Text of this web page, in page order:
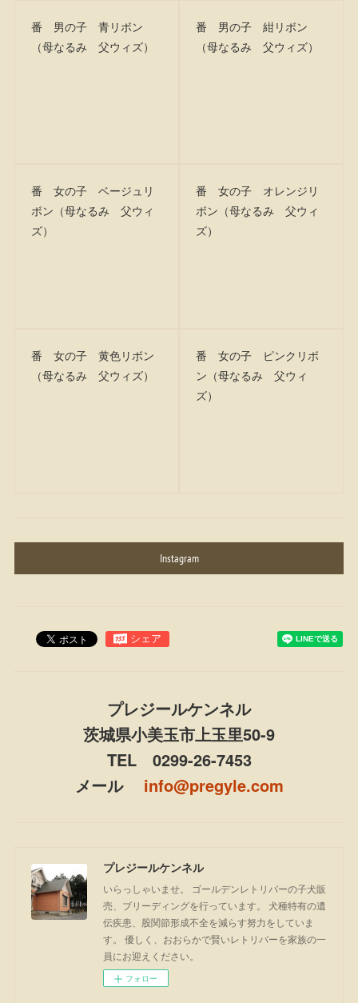
番 男の子 青リボン
（母なるみ 父ウィズ）
番 男の子 紺リボン
（母なるみ 父ウィズ）
番 女の子 ベージュリ
ボン（母なるみ 父ウィ
ズ）
番 女の子 オレンジリ
ボン（母なるみ 父ウィ
ズ）
番 女の子 黄色リボン
（母なるみ 父ウィズ）
番 女の子 ピンクリボ
ン（母なるみ 父ウィ
ズ）
Instagram
プレジールケンネル
茨城県小美玉市上玉里50-9
TEL 0299-26-7453
メール info@pregyle.com
プレジールケンネル
いらっしゃいませ。 ゴールデンレトリバーの子犬販
売、ブリーディングを行っています。 犬種特有の遺
伝疾患、股関節形成不全を減らす努力をしていま
す。 優しく、おおらかで賢いレトリバーを家族の一
員にお迎えください。
フォロー